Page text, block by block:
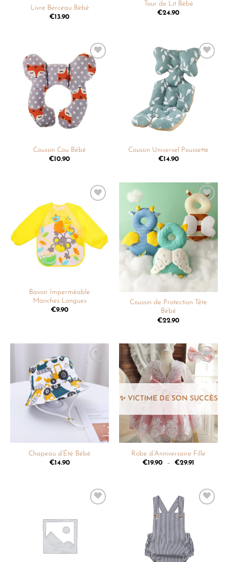
Livre Berceau Bébé
€13.90
Tour de Lit Bébé
€24.90
Ajouter
à la
liste de
souhaits
Coussin Cou Bébé
€10.90
Ajouter
souhaits
Coussin Universel Poussette
€14.90
à la
liste de
souhaits
Bavoir Imperméable
Manches Longues
€9.90
Ajouter
à la
liste de
souhaits
Coussin de Protection Tête
Bébé
€22.90
liste de
souhaits
Chapeau d’Été Bébé
€14.90
à la
liste de
Robe d’Anniversaire Fille
€19.90 – €29.91